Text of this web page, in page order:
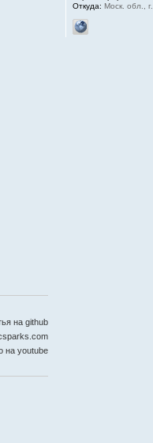
на github
на youtube
Откуда: Моск. обл.,